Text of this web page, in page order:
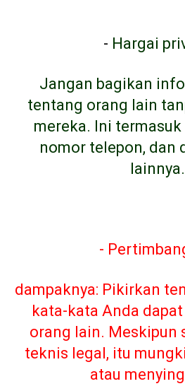
- Hargai
Jangan bagikan
tentang orang lain
mereka. Ini termasuk
nomor telepon, dan
lainnya.
-
dampaknya: Pikirkan
kata-kata Anda
orang lain. Meskipun
teknis legal, itu
atau